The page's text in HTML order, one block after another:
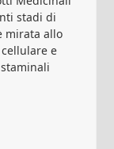
stadi di
mirata allo
e